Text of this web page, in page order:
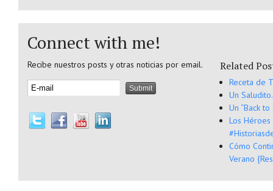
Connect with me!
Recibe nuestros posts y otras noticias por email. Related
Receta de
Un
Un “Back
Los
Cómo
Verano